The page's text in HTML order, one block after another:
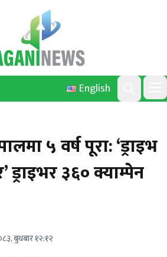
English
Search
५ वर्ष पूरा: ‘ड्राइभ
ड्राइभर ३६० क्याम्पेन
बुधबार १२:१२